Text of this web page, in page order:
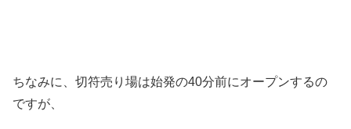
ちなみに、切符売り場は始発の40分前にオープンするの
ですが、